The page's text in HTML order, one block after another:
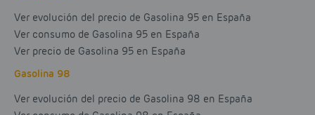
Ver evolución del precio de Gasolina 95 en España
Ver consumo de Gasolina 95 en España
Ver precio de Gasolina 95 en España
Gasolina 98
Ver evolución del precio de Gasolina 98 en España